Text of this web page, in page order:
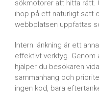
sökmotorer att hitta rätt.
ihop på ett naturligt sätt
webbplatsen uppfattas
Intern länkning är ett
effektivt verktyg. Genom
hjälper du besökaren
sammanhang och
ingen kod, bara